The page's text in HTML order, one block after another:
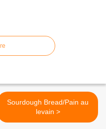
Sourdough Bread/Pain au
levain >